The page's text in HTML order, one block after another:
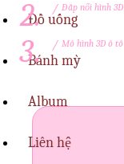
Đồ uống
Bánh mỳ
Album
Liên hệ
/ Đắp nổi hình 3D
/ Mô hình 3D ô tô